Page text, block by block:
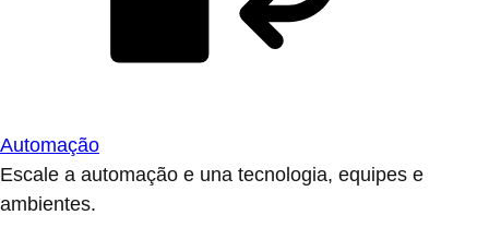
Automação
Escale a automação e una tecnologia, equipes e
ambientes.